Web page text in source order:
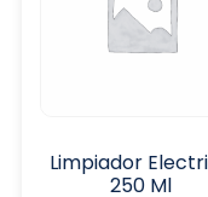
Limpiador
250 Ml